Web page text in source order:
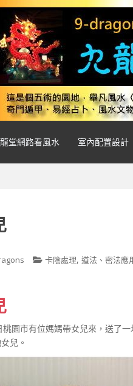
堂網路看風水 室內配置設計
卡陰處理, 道法、密法應
園市有位媽媽帶女兒來，送了
兒。